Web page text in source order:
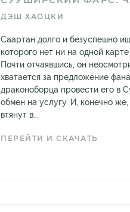
ДЭШ ХАОЦКИ
Саартан долго и безуспешно
которого нет ни на одной
Почти отчаявшись, он
хватается за предложение
драконоборца провести его в
обмен на услугу. И, конечно же,
втянут в...
ПЕРЕЙТИ И СКАЧАТЬ